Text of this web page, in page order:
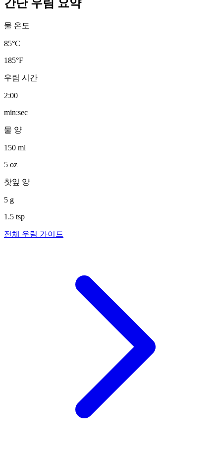
간단 우림 요약
물 온도
85°C
185°F
우림 시간
2:00
min:sec
물 양
150 ml
5 oz
찻잎 양
5 g
1.5 tsp
전체 우림 가이드